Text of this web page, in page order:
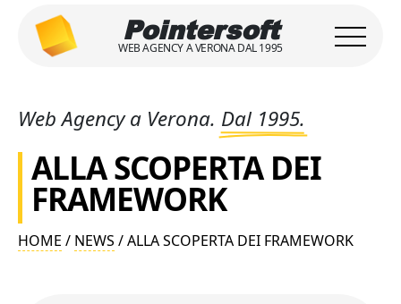
Pointersoft
WEB AGENCY A VERONA DAL 1995
Web Agency a Verona. Dal 1995.
ALLA SCOPERTA DEI
FRAMEWORK
HOME / NEWS / ALLA SCOPERTA DEI FRAMEWORK